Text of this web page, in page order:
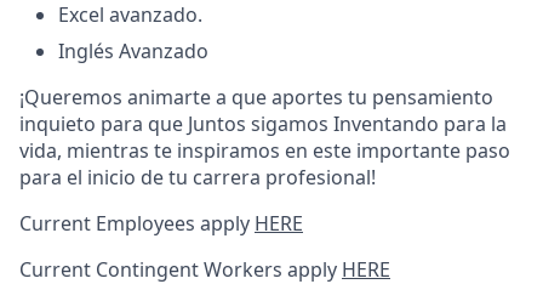
Excel avanzado.
Inglés Avanzado
¡Queremos animarte a que aportes tu pensamiento
inquieto para que Juntos sigamos Inventando para la
vida, mientras te inspiramos en este importante paso
para el inicio de tu carrera profesional!
Current Employees apply HERE
Current Contingent Workers apply HERE